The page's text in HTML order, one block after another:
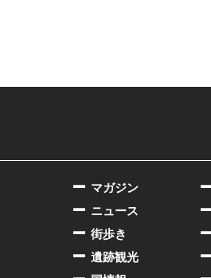
マガジン
ニュース
街歩き
遺跡観光